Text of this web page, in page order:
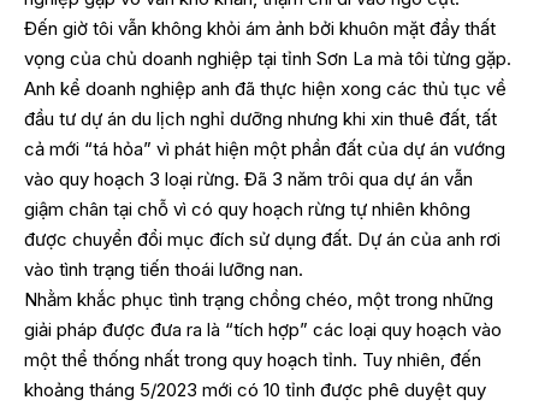
Đến giờ tôi vẫn không khỏi ám ảnh bởi khuôn mặt đầy thất
vọng của chủ doanh nghiệp tại tỉnh Sơn La mà tôi từng gặp.
Anh kể doanh nghiệp anh đã thực hiện xong các thủ tục về
đầu tư dự án du lịch nghỉ dưỡng nhưng khi xin thuê đất, tất
cả mới “tá hỏa” vì phát hiện một phần đất của dự án vướng
vào quy hoạch 3 loại rừng. Đã 3 năm trôi qua dự án vẫn
giậm chân tại chỗ vì có quy hoạch rừng tự nhiên không
được chuyển đổi mục đích sử dụng đất. Dự án của anh rơi
vào tình trạng tiến thoái lưỡng nan.
Nhằm khắc phục tình trạng chồng chéo, một trong những
giải pháp được đưa ra là “tích hợp” các loại quy hoạch vào
một thể thống nhất trong quy hoạch tỉnh. Tuy nhiên, đến
khoảng tháng 5/2023 mới có 10 tỉnh được phê duyệt quy